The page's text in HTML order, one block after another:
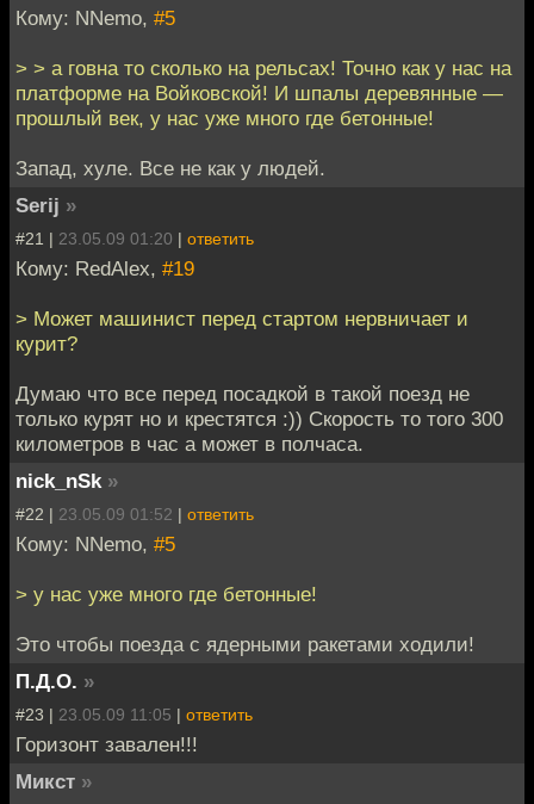
Кому: NNemo, #5
> > а говна то сколько на рельсах! Точно как у нас на
платформе на Войковской! И шпалы деревянные —
прошлый век, у нас уже много где бетонные!
Запад, хуле. Все не как у людей.
Serij »
#21 | 23.05.09 01:20 | ответить
Кому: RedAlex, #19
> Может машинист перед стартом нервничает и
курит?
Думаю что все перед посадкой в такой поезд не
только курят но и крестятся :)) Скорость то того 300
километров в час а может в полчаса.
nick_nSk »
#22 | 23.05.09 01:52 | ответить
Кому: NNemo, #5
> у нас уже много где бетонные!
Это чтобы поезда с ядерными ракетами ходили!
П.Д.О. »
#23 | 23.05.09 11:05 | ответить
Горизонт завален!!!
Микст »